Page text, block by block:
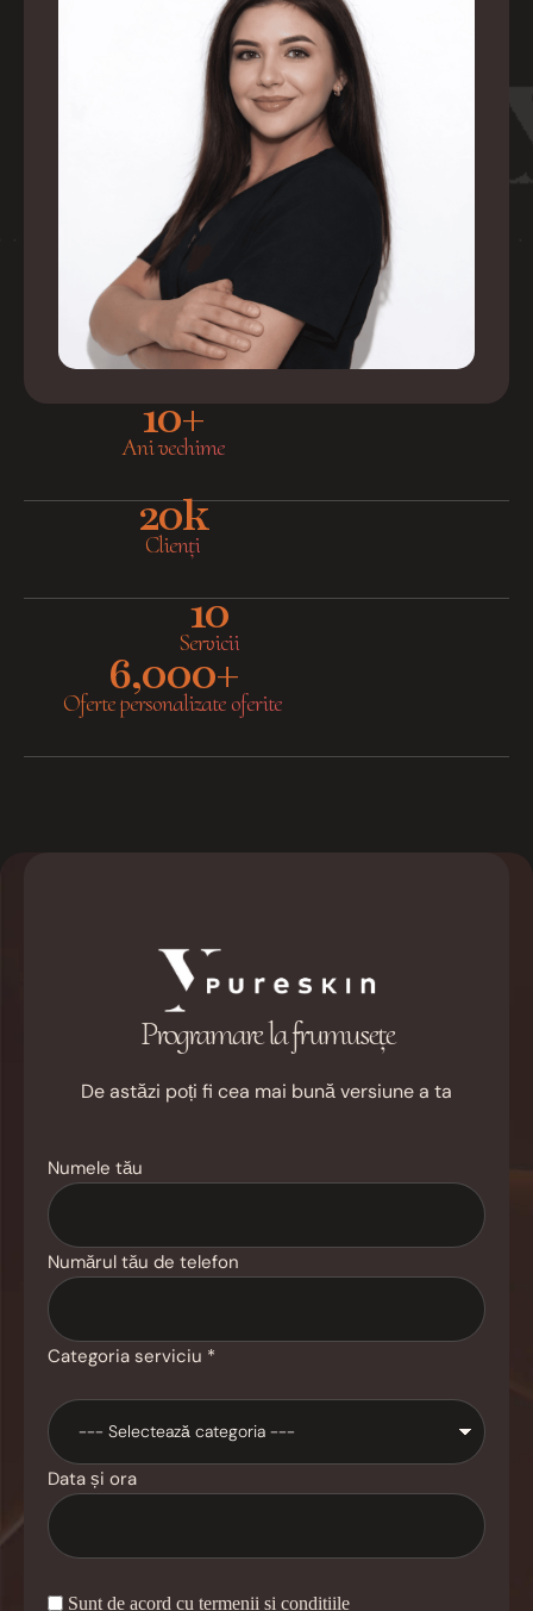
10+
Ani vechime
20k
Clienți
10
Servicii
6,000+
Oferte personalizate oferite
Programare la frumusețe
De astăzi poți fi cea mai bună versiune a ta
Numele tău
Numărul tău de telefon
Categoria serviciu *
Data și ora
Sunt de acord cu termenii și condițiile